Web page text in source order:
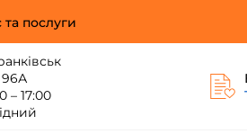
та послуги
96А
– 17:00